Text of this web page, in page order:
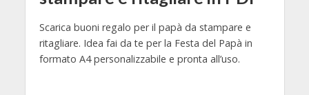
Scarica buoni regalo per il papà da stampare e
ritagliare. Idea fai da te per la Festa del Papà in
formato A4 personalizzabile e pronta all’uso.